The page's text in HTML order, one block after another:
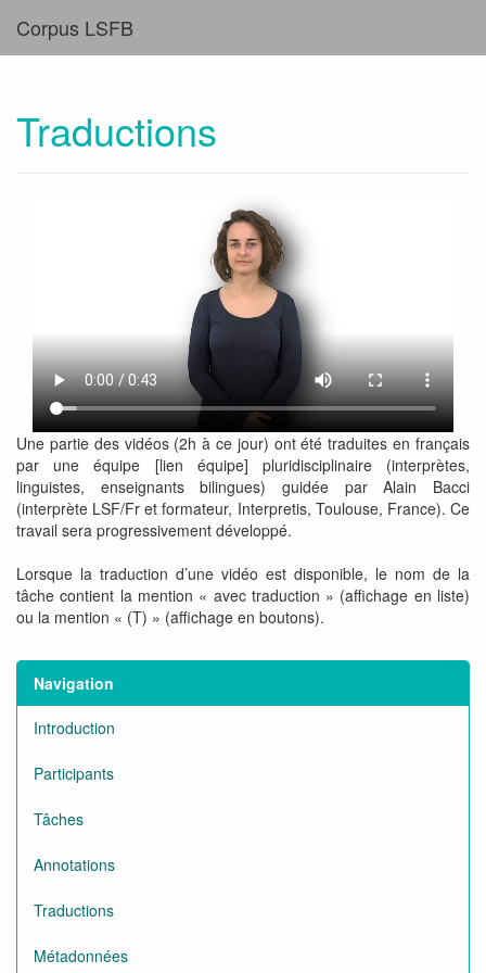
Corpus LSFB
Traductions
Une partie des vidéos (2h à ce jour) ont été traduites en français
par une équipe [lien équipe] pluridisciplinaire (interprètes,
linguistes, enseignants bilingues) guidée par Alain Bacci
(interprète LSF/Fr et formateur, Interpretis, Toulouse, France). Ce
travail sera progressivement développé.
Lorsque la traduction d’une vidéo est disponible, le nom de la
tâche contient la mention « avec traduction » (affichage en liste)
ou la mention « (T) » (affichage en boutons).
Navigation
Introduction
Participants
Tâches
Annotations
Traductions
Métadonnées